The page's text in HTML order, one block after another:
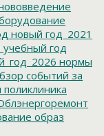
новый год_2021
год
нормы
событий за
поликлиника
образ